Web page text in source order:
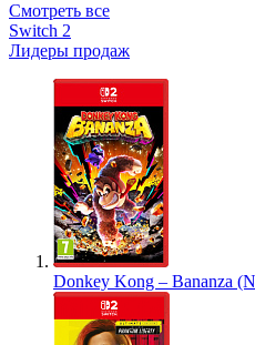
Смотреть все
Switch 2
Лидеры продаж
Donkey Kong – Bananza